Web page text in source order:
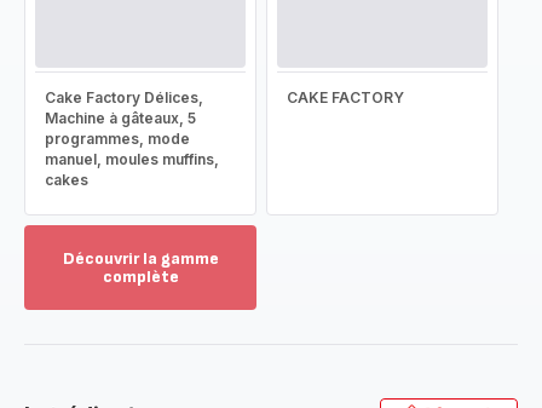
Cake Factory Délices,
Machine à gâteaux, 5
programmes, mode
manuel, moules muffins,
cakes
CAKE FACTORY
Découvrir la gamme
complète